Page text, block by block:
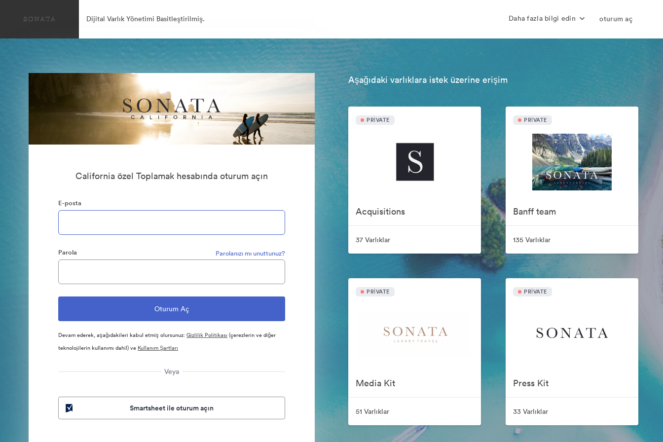
Dijital Varlık Yönetimi Basitleştirilmiş. Daha fazla bilgi edin oturum aç
California özel Toplamak hesabında oturum açın
E-posta
Parola Parolanızı mı unuttunuz?
Devam ederek, aşağıdakileri kabul etmiş olursunuz:Gizlilik Politikası (çerezlerin ve diğer
teknolojilerin kullanımı dahil) ve Kullanım Şartları
Veya
Smartsheet ile oturum açın
Aşağıdaki varlıklara istek üzerine erişim
PRIVATE
Acquisitions
37 Varlıklar
PRIVATE
Banff team
135 Varlıklar
PRIVATE
Media Kit
51 Varlıklar
PRIVATE
Press Kit
33 Varlıklar